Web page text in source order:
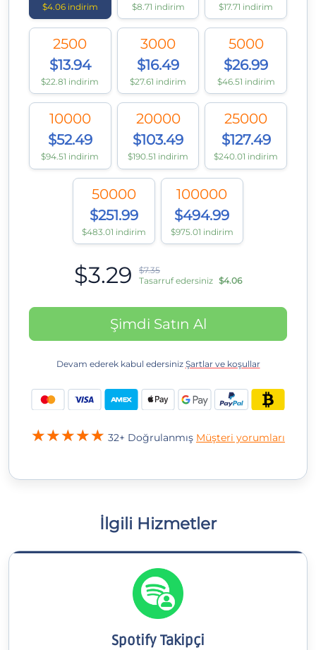
$4.06 indirim $8.71 indirim $17.71 indirim
2500
$13.94
$22.81 indirim
3000
$16.49
$27.61 indirim
5000
$26.99
$46.51 indirim
10000
$52.49
$94.51 indirim
20000
$103.49
$190.51 indirim
25000
$127.49
$240.01 indirim
50000
$251.99
$483.01 indirim
100000
$494.99
$975.01 indirim
$3.29
$7.35
Tasarruf edersiniz $4.06
Şimdi Satın Al
Devam ederek kabul edersiniz Şartlar ve koşullar
32+ Doğrulanmış Müşteri yorumları
İlgili Hizmetler
Spotify Takipçi